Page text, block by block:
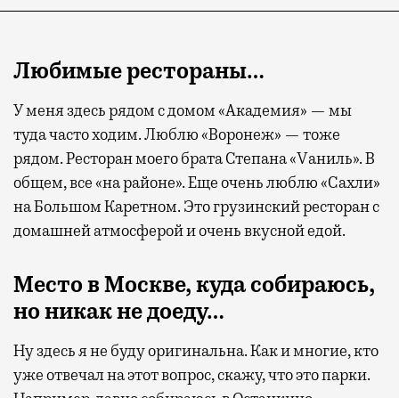
Любимые рестораны…
У меня здесь рядом с домом «Академия» — мы
туда часто ходим. Люблю «Воронеж» — тоже
рядом. Ресторан моего брата Степана «Vаниль». В
общем, все «на районе». Еще очень люблю «Сахли»
на Большом Каретном. Это грузинский ресторан с
домашней атмосферой и очень вкусной едой.
Место в Москве, куда собираюсь,
но никак не доеду…
Ну здесь я не буду оригинальна. Как и многие, кто
уже отвечал на этот вопрос, скажу, что это парки.